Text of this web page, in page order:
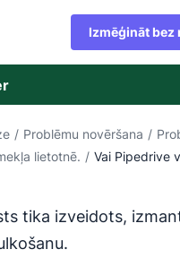
Izmēģināt bez
atbalsta dienestu
/ Problēmu novēršana /
lietotnē. / Vai Pipedrive
tulkots no angļu
tika izveidots,